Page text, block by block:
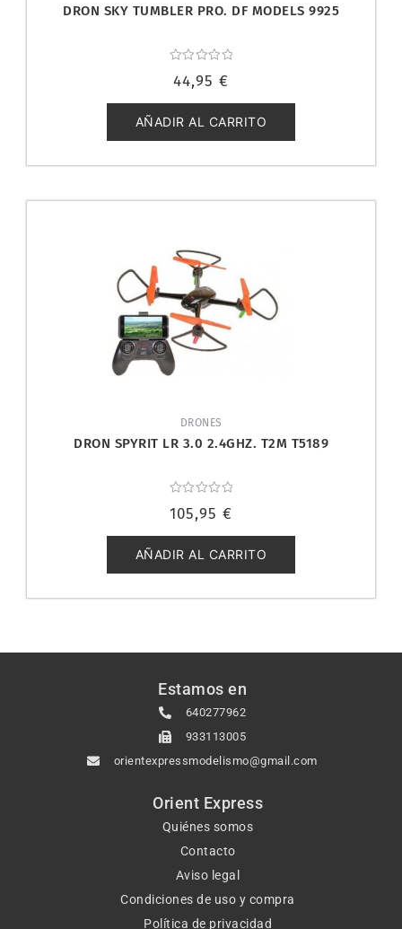
DRON SKY TUMBLER PRO. DF MODELS 9925
con
de
5
44,95 €
AÑADIR AL CARRITO
DRONES
DRON SPYRIT LR 3.0 2.4GHZ. T2M T5189
con
de
5
105,95 €
AÑADIR AL CARRITO
Estamos en
640277962
933113005
orientexpressmodelismo@gmail.com
Orient Express
Quiénes somos
Contacto
Aviso legal
Condiciones de uso y compra
Política de privacidad